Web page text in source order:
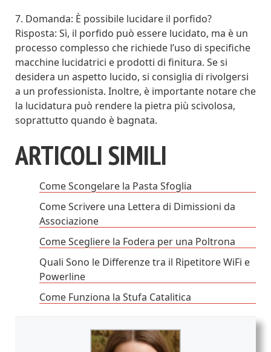
7. Domanda: È possibile lucidare il porfido?
Risposta: Sì, il porfido può essere lucidato, ma è un
processo complesso che richiede l’uso di specifiche
macchine lucidatrici e prodotti di finitura. Se si
desidera un aspetto lucido, si consiglia di rivolgersi
a un professionista. Inoltre, è importante notare che
la lucidatura può rendere la pietra più scivolosa,
soprattutto quando è bagnata.
ARTICOLI SIMILI
Come Scongelare la Pasta Sfoglia
Come Scrivere una Lettera di Dimissioni da
Associazione
Come Scegliere la Fodera per una Poltrona
Quali Sono le Differenze tra il Ripetitore WiFi e
Powerline
Come Funziona la Stufa Catalitica